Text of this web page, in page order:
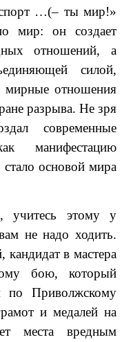
…(– ты мир!»
мир: он создает
отношений, а
силой,
мирные отношения
разрыва. Не зря
современные
манифестацию
основой мира
учитесь этому у
не надо ходить.
в мастера
бою, который
по Приволжскому
и медалей на
места вредным